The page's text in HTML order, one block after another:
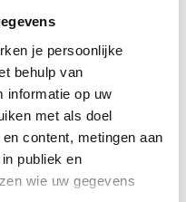
je persoonlijke
behulp van
informatie op uw
met als doel
content, metingen aan
publiek en
wie uw gegevens
Boogh en Ger de
Hollander
FNV),
CNV)